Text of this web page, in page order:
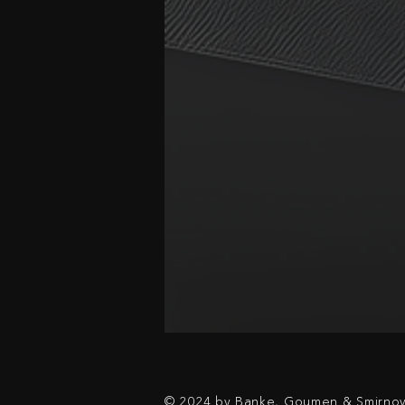
© 2024 by Banke, Goumen &